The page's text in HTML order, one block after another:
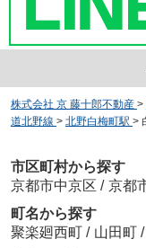
株式会社 京 藤十郎不動産 >
道北野線 > 北野白梅町駅 >
市区町村から探す
京都市中京区 / 京都
町名から探す
聚楽廻西町 / 山田町 /